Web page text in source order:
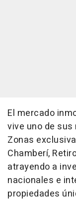
El mercado
vive uno de
Zonas
Chamberí,
atrayendo a
nacionales e
propiedades